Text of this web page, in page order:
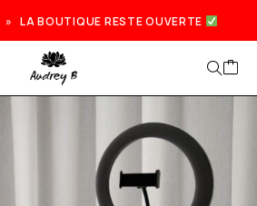
LA BOUTIQUE RESTE OUVERTE